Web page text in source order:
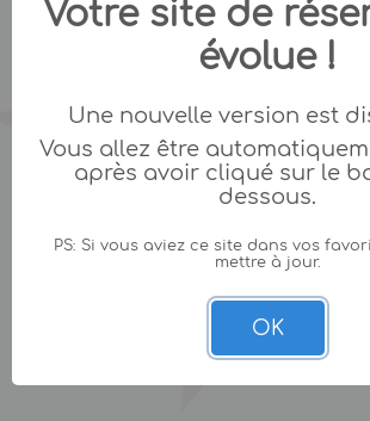
Votre site de
évolue !
Une nouvelle version est
Vous allez être
après avoir cliqué sur le
dessous.
PS: Si vous aviez ce site dans vos
mettre à jour.
OK